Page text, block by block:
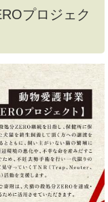
る
す
プロジェク